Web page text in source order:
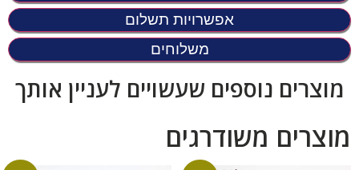
אפשרויות תשלום
משלוחים
מוצרים נוספים שעשויים לעניין אותך
מוצרים משודרגים